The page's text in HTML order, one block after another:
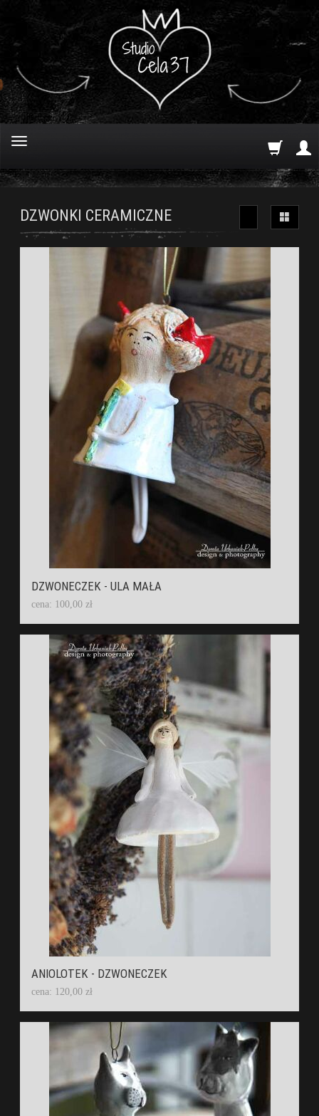
DZWONKI CERAMICZNE
DZWONECZEK - ULA MAŁA
cena: 100,00 zł
ANIOLOTEK - DZWONECZEK
cena: 120,00 zł